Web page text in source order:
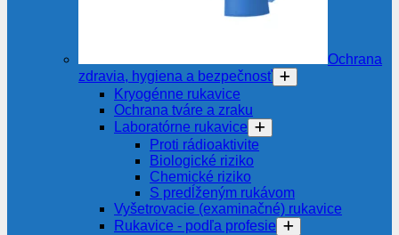
Ochrana
zdravia, hygiena a bezpečnosť
Kryogénne rukavice
Ochrana tváre a zraku
Laboratórne rukavice
Proti rádioaktivite
Biologické riziko
Chemické riziko
S predĺženým rukávom
Vyšetrovacie (examinačné) rukavice
Rukavice - podľa profesie